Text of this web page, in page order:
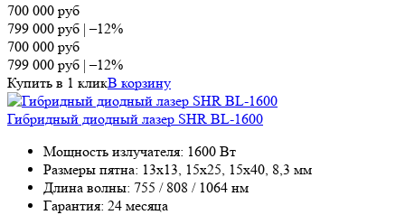
700 000 руб
799 000 руб |–12%
700 000 руб
799 000 руб |–12%
Купить в 1 кликВ корзину
Гибридный диодный лазер SHR BL-1600
Мощность излучателя: 1600 Вт
Размеры пятна: 13х13, 15х25, 15х40, 8,3 мм
Длина волны: 755 / 808 / 1064 нм
Гарантия: 24 месяца